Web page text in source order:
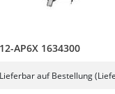
AP6X 1634300
Lieferbar auf Bestellung